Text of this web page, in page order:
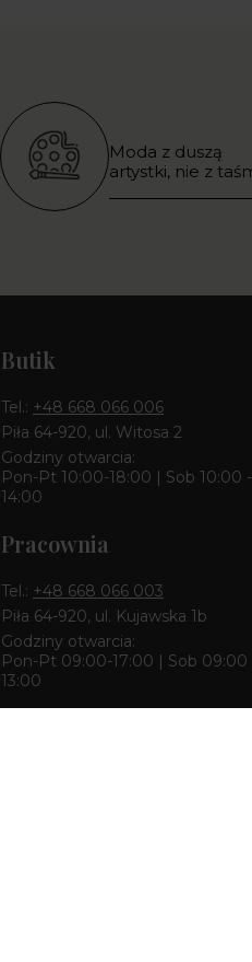
Moda z duszą
artystki, nie z
Butik
Tel.: +48 668 066 006
Piła 64-920, ul. Witosa 2
Godziny otwarcia:
Pon-Pt 10:00-18:00 | Sob 10:00 -
14:00
Pracownia
Tel.: +48 668 066 003
Piła 64-920, ul. Kujawska 1b
Godziny otwarcia:
Pon-Pt 09:00-17:00 | Sob 09:00
13:00